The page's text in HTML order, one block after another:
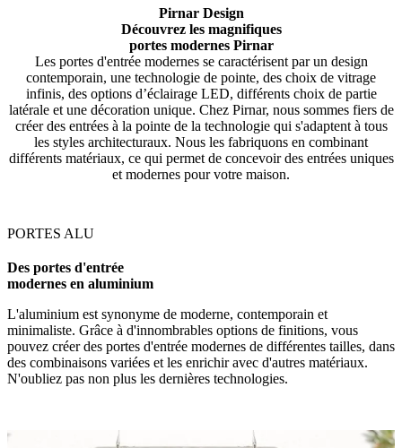
Pirnar Design
Découvrez les magnifiques
portes modernes Pirnar
Les portes d'entrée modernes se caractérisent par un design
contemporain, une technologie de pointe, des choix de vitrage
infinis, des options d’éclairage LED, différents choix de partie
latérale et une décoration unique. Chez Pirnar, nous sommes fiers de
créer des entrées à la pointe de la technologie qui s'adaptent à tous
les styles architecturaux. Nous les fabriquons en combinant
différents matériaux, ce qui permet de concevoir des entrées uniques
et modernes pour votre maison.
PORTES ALU
Des portes d'entrée
modernes en aluminium
L'aluminium est synonyme de moderne, contemporain et
minimaliste. Grâce à d'innombrables options de finitions, vous
pouvez créer des portes d'entrée modernes de différentes tailles, dans
des combinaisons variées et les enrichir avec d'autres matériaux.
N'oubliez pas non plus les dernières technologies.